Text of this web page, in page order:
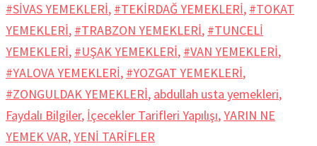
#SİVAS YEMEKLERİ, #TEKİRDAĞ YEMEKLERİ, #TOKAT
YEMEKLERİ, #TRABZON YEMEKLERİ, #TUNCELİ
YEMEKLERİ, #UŞAK YEMEKLERİ, #VAN YEMEKLERİ,
#YALOVA YEMEKLERİ, #YOZGAT YEMEKLERİ,
#ZONGULDAK YEMEKLERİ, abdullah usta yemekleri,
Faydalı Bilgiler, İçecekler Tarifleri Yapılışı,YARIN NE
YEMEK VAR,YENİ TARİFLER